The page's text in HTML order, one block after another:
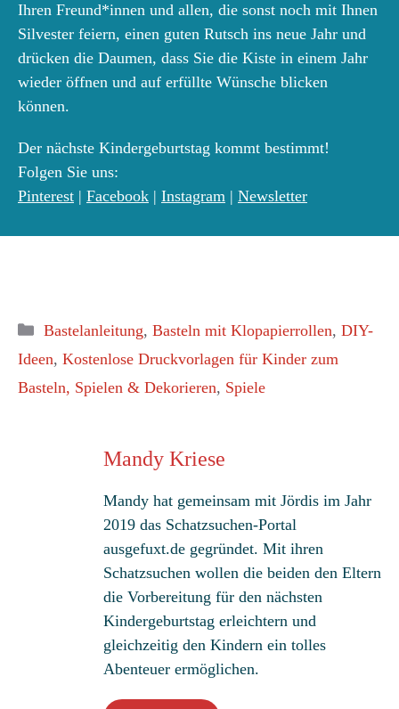
Ihren Freund*innen und allen, die sonst noch mit Ihnen
Silvester feiern, einen guten Rutsch ins neue Jahr und
drücken die Daumen, dass Sie die Kiste in einem Jahr
wieder öffnen und auf erfüllte Wünsche blicken
können.
Der nächste Kindergeburtstag kommt bestimmt!
Folgen Sie uns:
Pinterest | Facebook | Instagram | Newsletter
Kategorien
Bastelanleitung, Basteln mit Klopapierrollen, DIY-
Ideen, Kostenlose Druckvorlagen für Kinder zum
Basteln, Spielen & Dekorieren, Spiele
Mandy Kriese
Mandy hat gemeinsam mit Jördis im Jahr
2019 das Schatzsuchen-Portal
ausgefuxt.de gegründet. Mit ihren
Schatzsuchen wollen die beiden den Eltern
die Vorbereitung für den nächsten
Kindergeburtstag erleichtern und
gleichzeitig den Kindern ein tolles
Abenteuer ermöglichen.